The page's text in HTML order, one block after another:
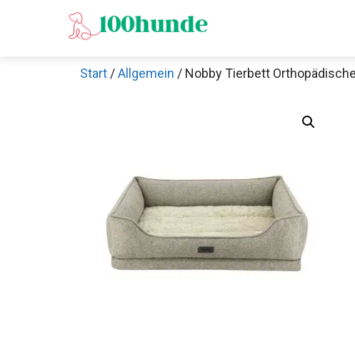
Start /Allgemein / Nobby Tierbett